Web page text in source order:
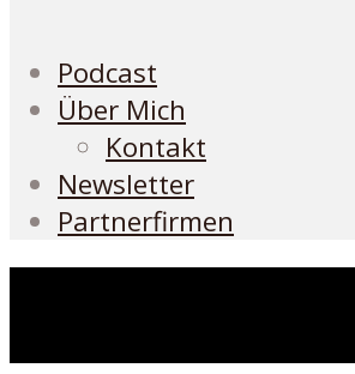
Podcast
Über Mich
Kontakt
Newsletter
Partnerfirmen